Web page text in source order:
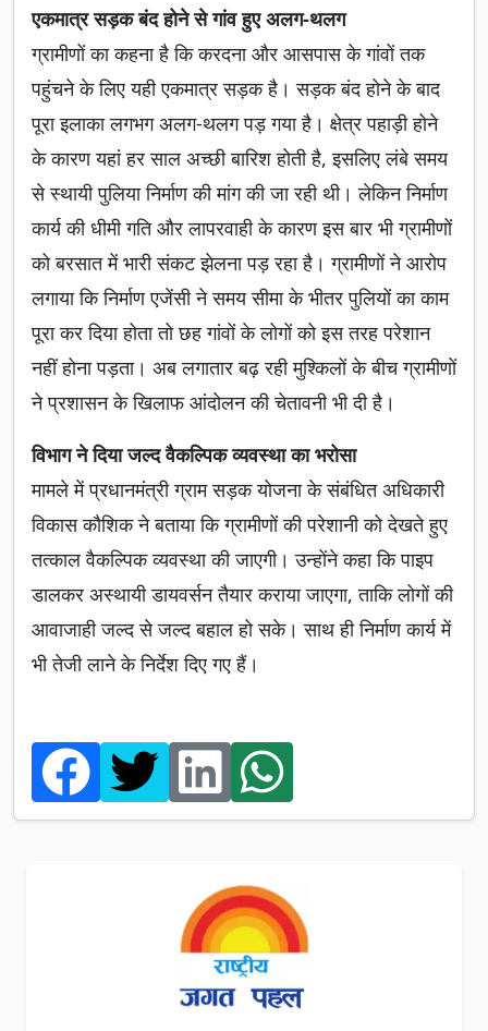
एकमात्र सड़क बंद होने से गांव हुए अलग-थलग
ग्रामीणों का कहना है कि करदना और आसपास के गांवों तक
पहुंचने के लिए यही एकमात्र सड़क है। सड़क बंद होने के बाद
पूरा इलाका लगभग अलग-थलग पड़ गया है। क्षेत्र पहाड़ी होने
के कारण यहां हर साल अच्छी बारिश होती है, इसलिए लंबे समय
से स्थायी पुलिया निर्माण की मांग की जा रही थी। लेकिन निर्माण
कार्य की धीमी गति और लापरवाही के कारण इस बार भी ग्रामीणों
को बरसात में भारी संकट झेलना पड़ रहा है। ग्रामीणों ने आरोप
लगाया कि निर्माण एजेंसी ने समय सीमा के भीतर पुलियों का काम
पूरा कर दिया होता तो छह गांवों के लोगों को इस तरह परेशान
नहीं होना पड़ता। अब लगातार बढ़ रही मुश्किलों के बीच ग्रामीणों
ने प्रशासन के खिलाफ आंदोलन की चेतावनी भी दी है।
विभाग ने दिया जल्द वैकल्पिक व्यवस्था का भरोसा
मामले में प्रधानमंत्री ग्राम सड़क योजना के संबंधित अधिकारी
विकास कौशिक ने बताया कि ग्रामीणों की परेशानी को देखते हुए
तत्काल वैकल्पिक व्यवस्था की जाएगी। उन्होंने कहा कि पाइप
डालकर अस्थायी डायवर्सन तैयार कराया जाएगा, ताकि लोगों की
आवाजाही जल्द से जल्द बहाल हो सके। साथ ही निर्माण कार्य में
भी तेजी लाने के निर्देश दिए गए हैं।